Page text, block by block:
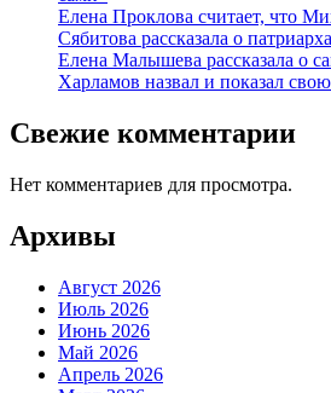
Елена Проклова считает, что
Сябитова рассказала о
Елена Малышева рассказала о
Харламов назвал и показал
Свежие комментарии
Нет комментариев для просмотра.
Архивы
Август 2026
Июль 2026
Июнь 2026
Май 2026
Апрель 2026